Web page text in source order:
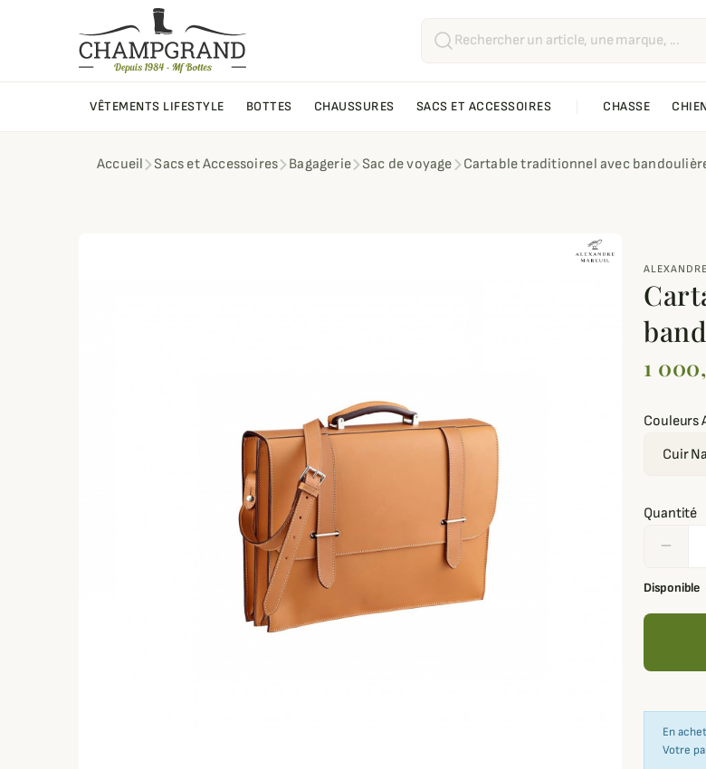
VÊTEMENTS LIFESTYLE BOTTES CHAUSSURES SACS ET ACCESSOIRES CHASSE
Accueil Sacs et Accessoires Bagagerie Sac de voyage Cartable traditionnel avec
1
Couleurs
Quantité
remove
Disponible
En
Votre